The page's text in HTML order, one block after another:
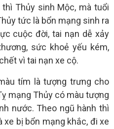
Thủy sinh Mộc, mà tuổi
tức là bổn mạng sinh ra
cuộc đời, tai nạn dễ xảy
sức khoẻ yếu kém,
vì tai nạn xe cộ.
tím là tượng trưng cho
mạng Thủy có màu tượng
nước. Theo ngũ hành thì
xe bị bổn mạng khắc, đi xe